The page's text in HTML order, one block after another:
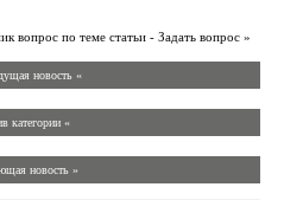
вопрос по теме статьи - Задать вопрос »
новость «
категории «
новость »